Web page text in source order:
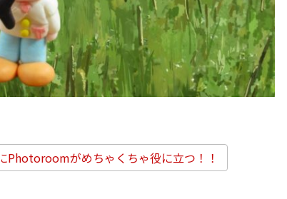
Photoroomがめちゃくちゃ役に立つ！！